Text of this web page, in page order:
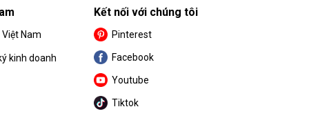
này chỉ cho phép các phân tử nước tinh khiết
hợp trong máy. Sau khi đi qua
Việt Nam
kinh doanh
Kết nối với chúng tôi
Pinterest
Facebook
Youtube
Tiktok